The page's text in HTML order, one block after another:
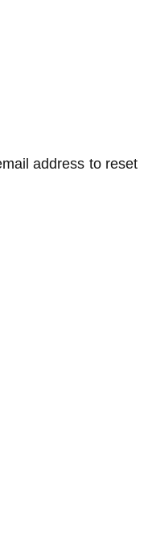
address to reset